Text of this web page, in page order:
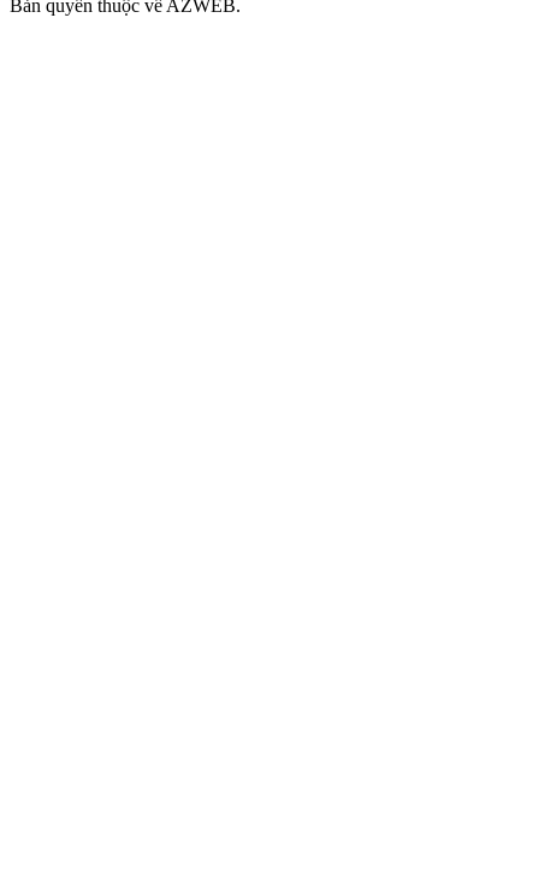
Bản quyền thuộc về AZWEB.